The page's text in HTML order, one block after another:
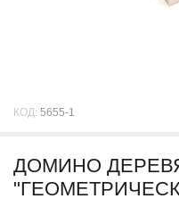
КОД: 5655-1
ДОМИНО